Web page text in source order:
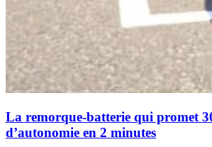
La remorque-batterie qui promet
d’autonomie en 2 minutes